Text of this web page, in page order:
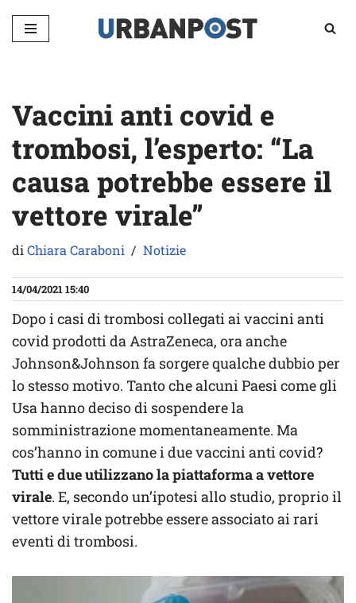
Vai
Vaccini anti covid e
trombosi, l’esperto: “La
causa potrebbe essere il
vettore virale”
diChiara Caraboni Notizie
14/04/2021 15:40
Dopo i casi di trombosi collegati ai vaccini anti
covid prodotti da AstraZeneca, ora anche
Johnson&Johnson fa sorgere qualche dubbio per
lo stesso motivo. Tanto che alcuni Paesi come gli
Usa hanno deciso di sospendere la
somministrazione momentaneamente. Ma
cos’hanno in comune i due vaccini anti covid?
Tutti e due utilizzano la piattaforma a vettore
virale. E, secondo un’ipotesi allo studio, proprio il
vettore virale potrebbe essere associato ai rari
eventi di trombosi.